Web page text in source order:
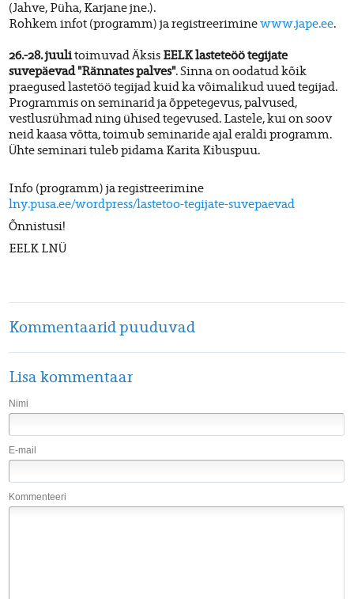
(Jahve, Püha, Karjane jne.).
Rohkem infot (programm) ja registreeriminewww.jape.ee.
26.-28. juulitoimuvad Äksis EELK lasteteöö tegijate
suvepäevad "Rännates palves". Sinna on oodatud kõik
praegused lastetöö tegijad kuid ka võimalikud uued tegijad.
Programmis on seminarid ja õppetegevus, palvused,
vestlusrühmad ning ühised tegevused. Lastele, kui on soov
neid kaasa võtta, toimub seminaride ajal eraldi programm.
Ühte seminari tuleb pidama Karita Kibuspuu.
Info (programm) ja registreerimine
lny.pusa.ee/wordpress/lastetoo-tegijate-suvepaevad
Õnnistusi!
EELK LNÜ
Kommentaarid puuduvad
Lisa kommentaar
Nimi
E-mail
Kommenteeri